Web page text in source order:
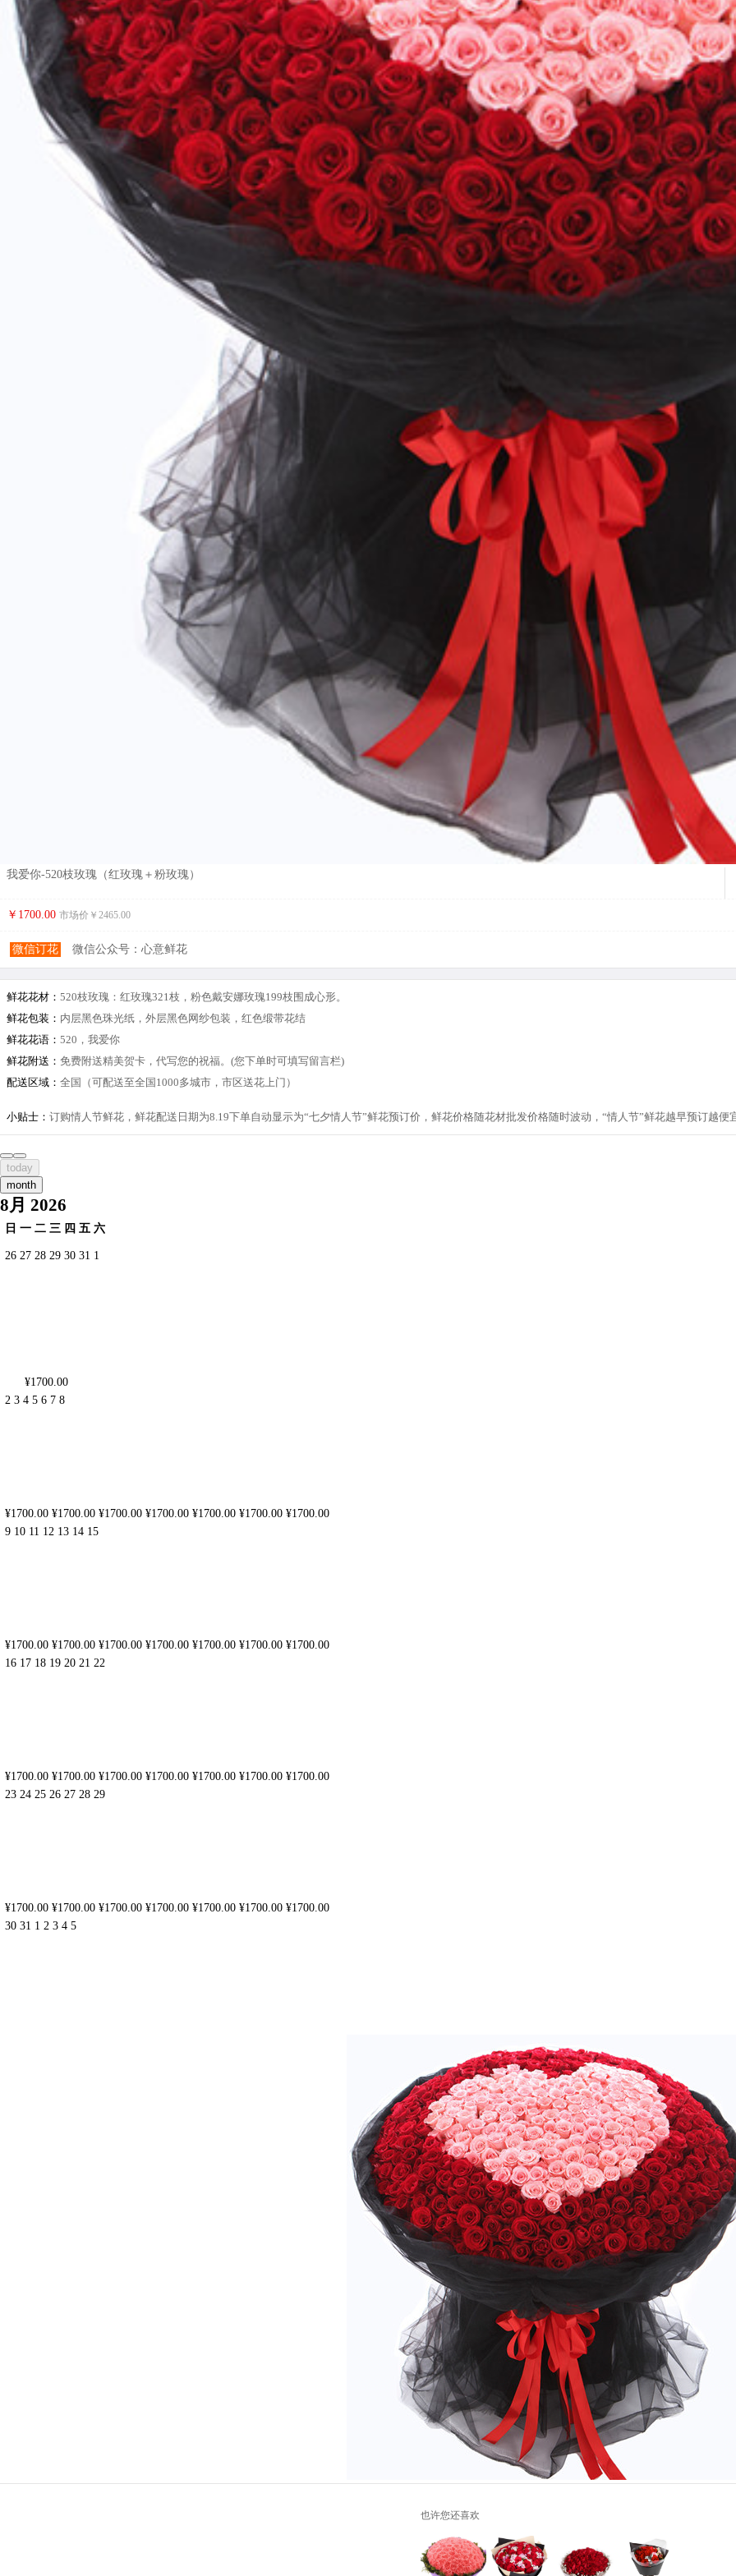
我爱你-520枝玫瑰（红玫瑰＋粉玫瑰）
￥1700.00 市场价￥ 2465.00
微信订花 微信公众号：心意鲜花
鲜花花材： 520枝玫瑰：红玫瑰321枝，粉色戴安娜玫瑰199枝围成心形。
鲜花包装： 内层黑色珠光纸，外层黑色网纱包装，红色缎带花结
鲜花花语： 520，我爱你
鲜花附送： 免费附送精美贺卡，代写您的祝福。(您下单时可填写留言栏)
配送区域： 全国（可配送至全国1000多城市，市区送花上门）
小贴士： 订购情人节鲜花，鲜花配送日期为8.19下单自动显示为“七夕情人节”鲜花预订价，鲜花价格随花材批发价格随时波动，“情人节”鲜花越早预订越便
today
month
8月 2026
日 一 二 三 四 五 六
26 27 28 29 30 31 1
¥1700.00
2 3 4 5 6 7 8
¥1700.00 ¥1700.00 ¥1700.00 ¥1700.00 ¥1700.00 ¥1700.00 ¥1700.00
9 10 11 12 13 14 15
¥1700.00 ¥1700.00 ¥1700.00 ¥1700.00 ¥1700.00 ¥1700.00 ¥1700.00
16 17 18 19 20 21 22
¥1700.00 ¥1700.00 ¥1700.00 ¥1700.00 ¥1700.00 ¥1700.00 ¥1700.00
23 24 25 26 27 28 29
¥1700.00 ¥1700.00 ¥1700.00 ¥1700.00 ¥1700.00 ¥1700.00 ¥1700.00
30 31 1 2 3 4 5
也许您还喜欢